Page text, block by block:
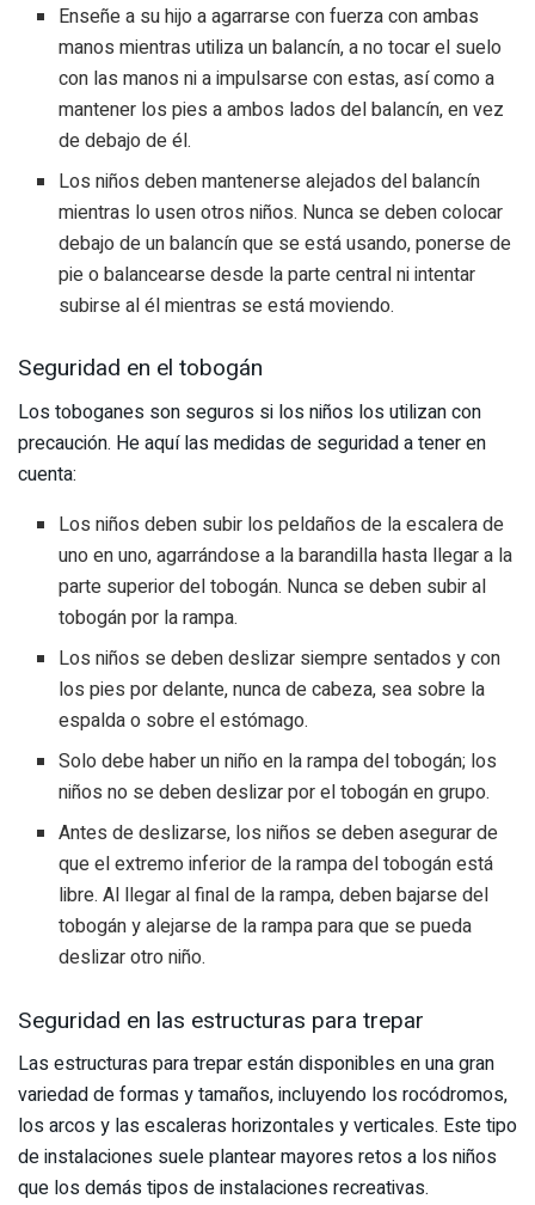
Enseñe a su hijo a agarrarse con fuerza con ambas
manos mientras utiliza un balancín, a no tocar el suelo
con las manos ni a impulsarse con estas, así como a
mantener los pies a ambos lados del balancín, en vez
de debajo de él.
Los niños deben mantenerse alejados del balancín
mientras lo usen otros niños. Nunca se deben colocar
debajo de un balancín que se está usando, ponerse de
pie o balancearse desde la parte central ni intentar
subirse al él mientras se está moviendo.
Seguridad en el tobogán
Los toboganes son seguros si los niños los utilizan con
precaución. He aquí las medidas de seguridad a tener en
cuenta:
Los niños deben subir los peldaños de la escalera de
uno en uno, agarrándose a la barandilla hasta llegar a la
parte superior del tobogán. Nunca se deben subir al
tobogán por la rampa.
Los niños se deben deslizar siempre sentados y con
los pies por delante, nunca de cabeza, sea sobre la
espalda o sobre el estómago.
Solo debe haber un niño en la rampa del tobogán; los
niños no se deben deslizar por el tobogán en grupo.
Antes de deslizarse, los niños se deben asegurar de
que el extremo inferior de la rampa del tobogán está
libre. Al llegar al final de la rampa, deben bajarse del
tobogán y alejarse de la rampa para que se pueda
deslizar otro niño.
Seguridad en las estructuras para trepar
Las estructuras para trepar están disponibles en una gran
variedad de formas y tamaños, incluyendo los rocódromos,
los arcos y las escaleras horizontales y verticales. Este tipo
de instalaciones suele plantear mayores retos a los niños
que los demás tipos de instalaciones recreativas.